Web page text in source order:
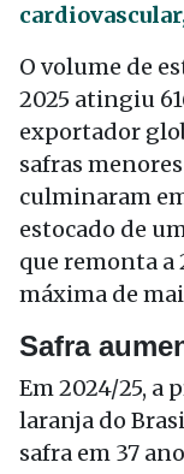
O volume de
2025 atingiu
exportador
safras
culminaram
estocado de
que remonta a
máxima de
Safra
Em 2024/25, a
laranja do
safra em 37